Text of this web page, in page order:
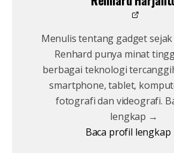
Menulis tentang gadget
Renhard punya minat
berbagai teknologi
smartphone, tablet,
fotografi dan videografi.
lengkap →
Baca profil